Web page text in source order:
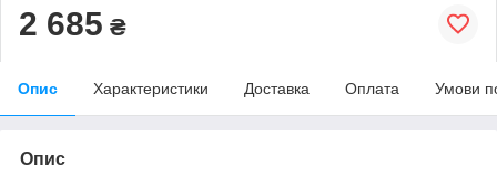
2 685 ₴
Опис Характеристики Доставка Оплата Умови
Опис